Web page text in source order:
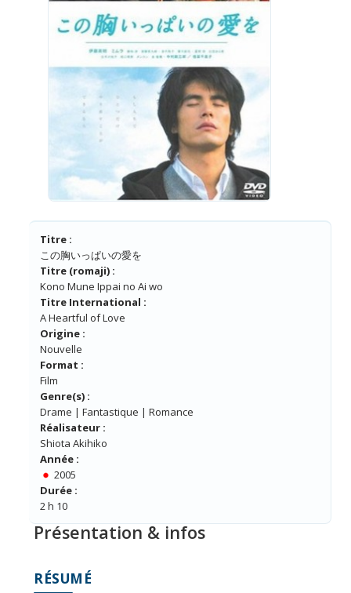
Titre :
この胸いっぱいの愛を
Titre (romaji) :
Kono Mune Ippai no Ai wo
Titre International :
A Heartful of Love
Origine :
Nouvelle
Format :
Film
Genre(s) :
Drame | Fantastique | Romance
Réalisateur :
Shiota Akihiko
Année :
2005
Durée :
2 h 10
Présentation & infos
RÉSUMÉ